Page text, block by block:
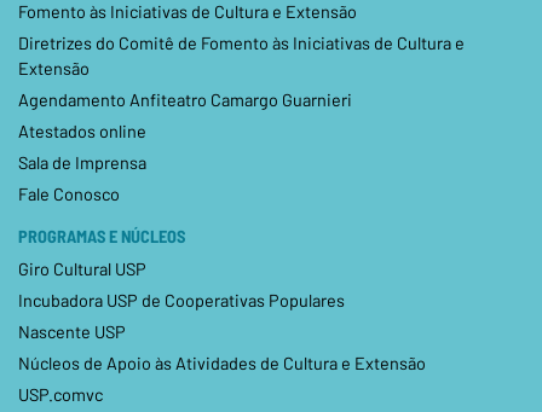
Fomento às Iniciativas de Cultura e Extensão
Diretrizes do Comitê de Fomento às Iniciativas de Cultura e
Extensão
Agendamento Anfiteatro Camargo Guarnieri
Atestados online
Sala de Imprensa
Fale Conosco
PROGRAMAS E NÚCLEOS
Giro Cultural USP
Incubadora USP de Cooperativas Populares
Nascente USP
Núcleos de Apoio às Atividades de Cultura e Extensão
USP.comvc